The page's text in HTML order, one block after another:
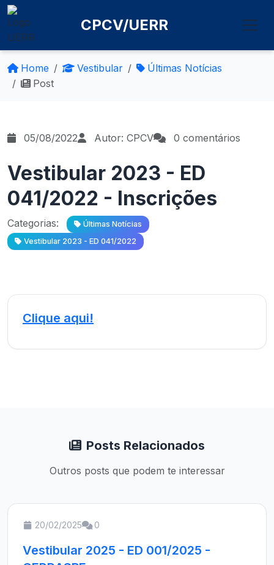
CPCV/UERR
Home Vestibular
Últimas Notícias
Post
05/08/2022 Autor: CPCV 0 comentários
Vestibular 2023 - ED
041/2022 - Inscrições
Categorias:
Últimas Notícias
Vestibular 2023 - ED 041/2022
Clique aqui!
Posts Relacionados
Outros posts que podem te interessar
20/02/2025 0
Vestibular 2025 - ED 001/2025 -